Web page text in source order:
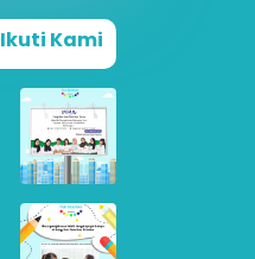
Ikuti Kami